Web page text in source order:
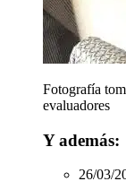
Fotografía
evaluadores
Y además:
26/03/